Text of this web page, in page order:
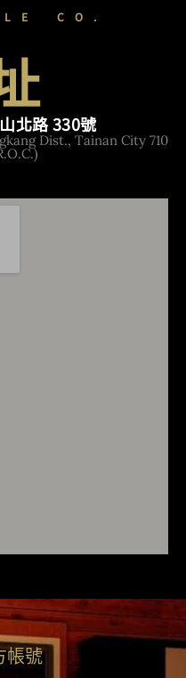
CO.
北路 330號
Dist., Tainan City 710
帳號